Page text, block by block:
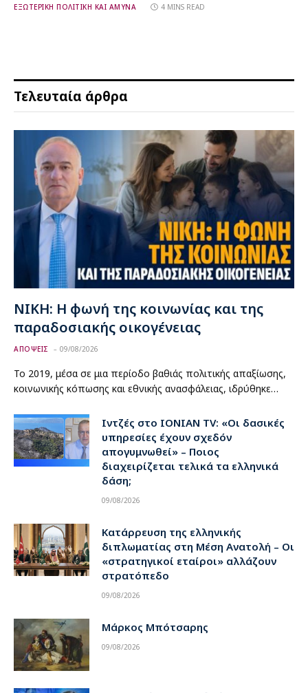
ΕΞΩΤΕΡΙΚΗ ΠΟΛΙΤΙΚΗ ΚΑΙ ΑΜΥΝΑ 4 MINS READ
Τελευταία άρθρα
ΝΙΚΗ: Η φωνή της κοινωνίας και της
παραδοσιακής οικογένειας
ΑΠΟΨΕΙΣ 09/08/2026
Το 2019, μέσα σε μια περίοδο βαθιάς πολιτικής απαξίωσης,
κοινωνικής κόπωσης και εθνικής ανασφάλειας, ιδρύθηκε…
Ιντζές στο IONIAN TV: «Οι δασικές
υπηρεσίες έχουν σχεδόν
απογυμνωθεί» – Ποιος
διαχειρίζεται τελικά τα ελληνικά
δάση;
09/08/2026
Κατάρρευση της ελληνικής
διπλωματίας στη Μέση Ανατολή – Οι
«στρατηγικοί εταίροι» αλλάζουν
στρατόπεδο
09/08/2026
Μάρκος Μπότσαρης
09/08/2026